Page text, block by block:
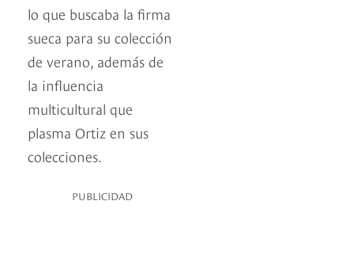
lo que buscaba la firma
sueca para su colección
de verano, además de
la influencia
multicultural que
plasma Ortiz en sus
colecciones.
PUBLICIDAD